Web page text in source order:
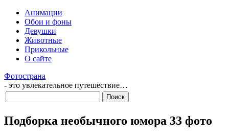
Анимации
Обои и фоны
Девушки
Животные
Прикольные
О сайте
Фотострана
- это увлекательное путешествие…
Подборка необычного юмора 33 фото